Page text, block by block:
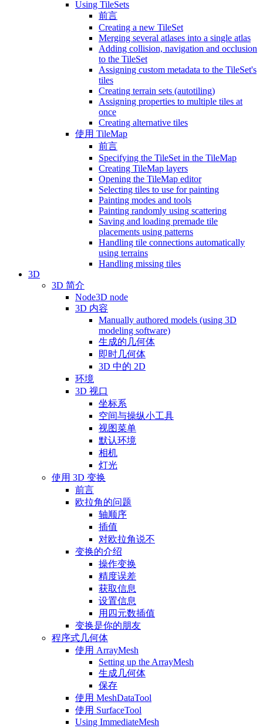
Using TileSets
前言
Creating a new TileSet
Merging several atlases into a single atlas
Adding collision, navigation and occlusion
to the TileSet
Assigning custom metadata to the TileSet's
tiles
Creating terrain sets (autotiling)
Assigning properties to multiple tiles at
once
Creating alternative tiles
使用 TileMap
前言
Specifying the TileSet in the TileMap
Creating TileMap layers
Opening the TileMap editor
Selecting tiles to use for painting
Painting modes and tools
Painting randomly using scattering
Saving and loading premade tile
placements using patterns
Handling tile connections automatically
using terrains
Handling missing tiles
3D
3D 简介
Node3D node
3D 内容
Manually authored models (using 3D
modeling software)
生成的几何体
即时几何体
3D 中的 2D
环境
3D 视口
坐标系
空间与操纵小工具
视图菜单
默认环境
相机
灯光
使用 3D 变换
前言
欧拉角的问题
轴顺序
插值
对欧拉角说不
变换的介绍
操作变换
精度误差
获取信息
设置信息
用四元数插值
变换是你的朋友
程序式几何体
使用 ArrayMesh
Setting up the ArrayMesh
生成几何体
保存
使用 MeshDataTool
使用 SurfaceTool
Using ImmediateMesh